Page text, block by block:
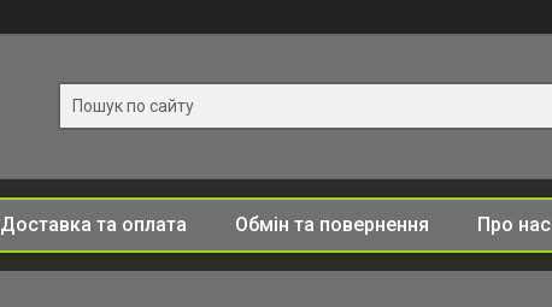
Доставка та оплата Обмін та повернення Про нас